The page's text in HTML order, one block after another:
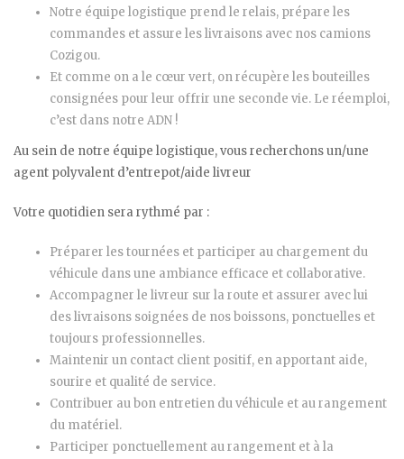
Notre équipe logistique prend le relais, prépare les
commandes et assure les livraisons avec nos camions
Cozigou.
Et comme on a le cœur vert, on récupère les bouteilles
consignées pour leur offrir une seconde vie. Le réemploi,
c’est dans notre ADN !
Au sein de notre équipe logistique, vous recherchons un/une
agent polyvalent d’entrepot/aide livreur
Votre quotidien sera rythmé par :
Préparer les tournées et participer au chargement du
véhicule dans une ambiance efficace et collaborative.
Accompagner le livreur sur la route et assurer avec lui
des livraisons soignées de nos boissons, ponctuelles et
toujours professionnelles.
Maintenir un contact client positif, en apportant aide,
sourire et qualité de service.
Contribuer au bon entretien du véhicule et au rangement
du matériel.
Participer ponctuellement au rangement et à la